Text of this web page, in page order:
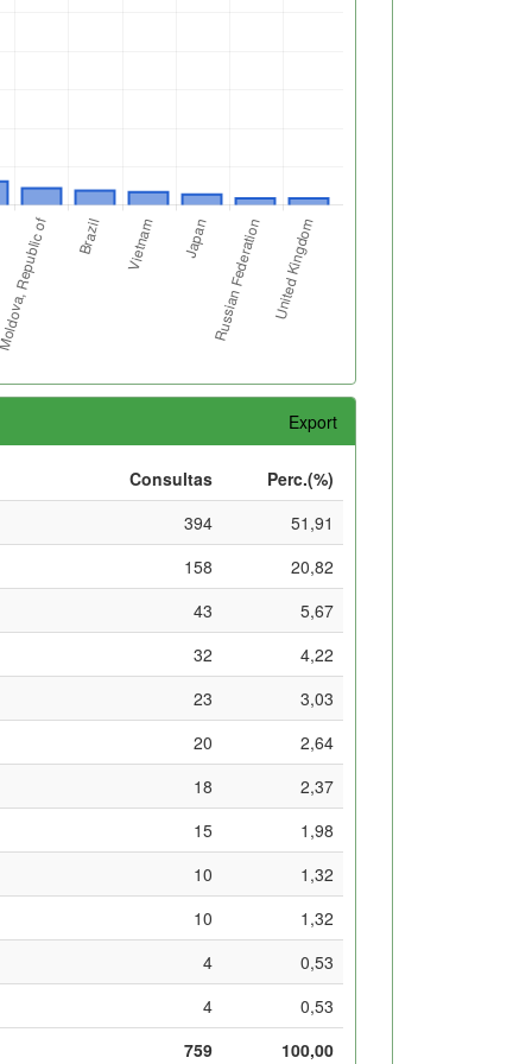
Export
Consultas
Perc.(%)
394
51,91
158
20,82
43
5,67
32
4,22
23
3,03
20
2,64
18
2,37
15
1,98
10
1,32
10
1,32
4
0,53
4
0,53
759
100,00